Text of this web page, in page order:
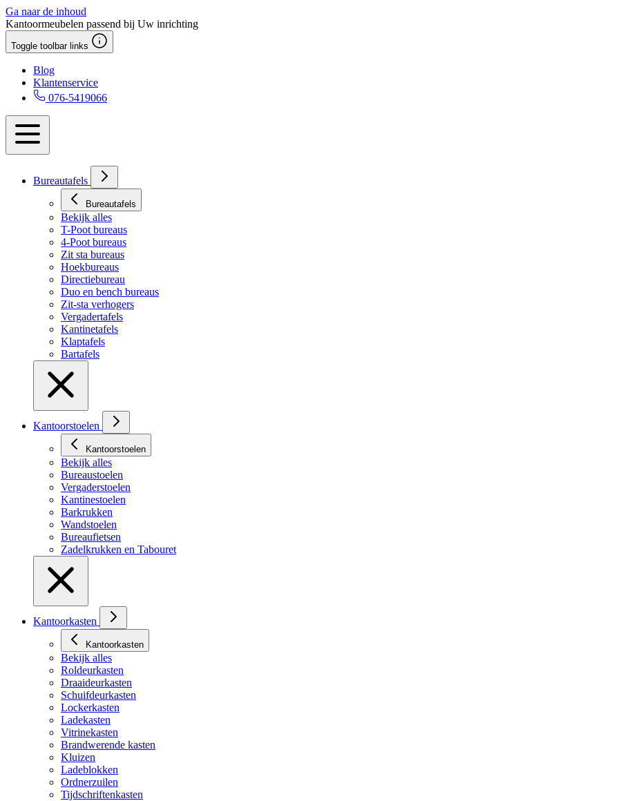
Ga naar de inhoud
Kantoormeubelen passend bij Uw inrichting
Toggle toolbar links
Blog
Klantenservice
076-5419066
Bureautafels
Bureautafels
Bekijk alles
T-Poot bureaus
4-Poot bureaus
Zit sta bureaus
Hoekbureaus
Directiebureau
Duo en bench bureaus
Zit-sta verhogers
Vergadertafels
Kantinetafels
Klaptafels
Bartafels
Kantoorstoelen
Kantoorstoelen
Bekijk alles
Bureaustoelen
Vergaderstoelen
Kantinestoelen
Barkrukken
Wandstoelen
Bureaufietsen
Zadelkrukken en Tabouret
Kantoorkasten
Kantoorkasten
Bekijk alles
Roldeurkasten
Draaideurkasten
Schuifdeurkasten
Lockerkasten
Ladekasten
Vitrinekasten
Brandwerende kasten
Kluizen
Ladeblokken
Ordnerzuilen
Tijdschriftenkasten